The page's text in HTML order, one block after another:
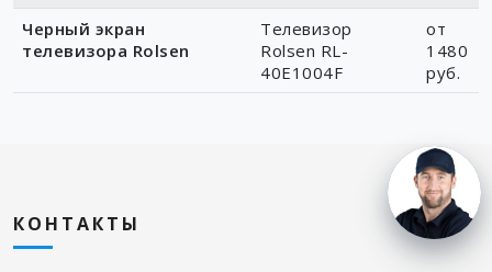
Черный экран
телевизора Rolsen
Телевизор
Rolsen RL-
40E1004F
от
1480
руб.
КОНТАКТЫ